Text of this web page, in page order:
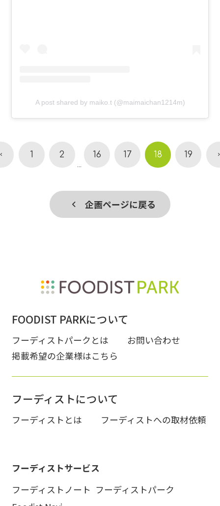
A post shared by maiko.t (@maimaichan1214m)
1 2
...
16 17 18 19
企画ページに戻る
FOODIST PARKについて
フーディストパークとは
お問い合わせ
掲載希望の企業様はこちら
フーディストについて
フーディストとは フーディストへの取材依頼
フーディストサービス
フーディストノート フーディストパーク